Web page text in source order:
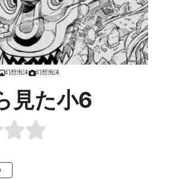
幻想泡沫 幻想泡沫
見た小6